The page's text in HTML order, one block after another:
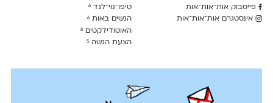
פייסבוק אות־אות־אות
אינסטגרם אות־אות־אות
טיפו־נוי־לנד6
הנשים באות6
האוטודידקטים6
הצעת הגשה5